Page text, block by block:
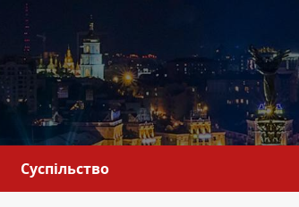
Суспільство